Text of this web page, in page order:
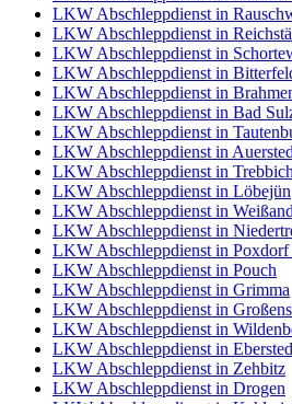
LKW Abschleppdienst in
LKW Abschleppdienst in
LKW Abschleppdienst in
LKW Abschleppdienst in
LKW Abschleppdienst in
LKW Abschleppdienst in Bad
LKW Abschleppdienst in
LKW Abschleppdienst in
LKW Abschleppdienst in
LKW Abschleppdienst in Löbejün
LKW Abschleppdienst in
LKW Abschleppdienst in
LKW Abschleppdienst in Poxdorf
LKW Abschleppdienst in Pouch
LKW Abschleppdienst in Grimma
LKW Abschleppdienst in
LKW Abschleppdienst in
LKW Abschleppdienst in
LKW Abschleppdienst in Zehbitz
LKW Abschleppdienst in Drogen